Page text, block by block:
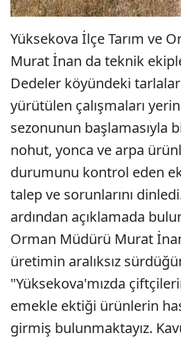
Yüksekova İlçe Tarım ve
Murat İnan da teknik
Dedeler köyündeki
yürütülen çalışmaları
sezonunun başlamasıyla
nohut, yonca ve arpa
durumunu kontrol eden
talep ve sorunlarını
ardından açıklamada
Orman Müdürü Murat
üretimin aralıksız
"Yüksekova'mızda
emekle ektiği ürünlerin
girmiş bulunmaktayız.